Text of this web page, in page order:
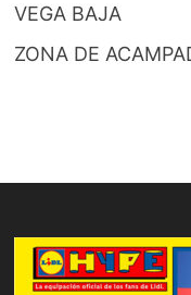
VEGA BAJA
ZONA DE